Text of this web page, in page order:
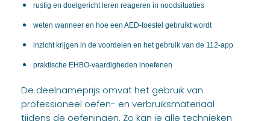
rustig en doelgericht leren reageren in noodsituaties
weten wanneer en hoe een AED-toestel gebruikt wordt
inzicht krijgen in de voordelen en het gebruik van de 112-app
praktische EHBO-vaardigheden inoefenen
De deelnameprijs omvat het gebruik van
professioneel oefen- en verbruiksmateriaal
tijdens de oefeningen. Zo kan je alle technieken